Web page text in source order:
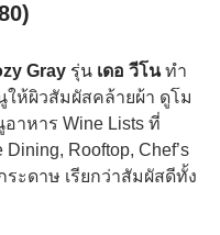
y Gray รุ่น เดอ วีโนทำ
ให้ผิวสัมผัสคล้ายผ้า ดูโม
าหาร Wine Lists ที่
Rooftop, Chef’s
ะดาษ เรียกว่าสัมผัสดีทั้ง